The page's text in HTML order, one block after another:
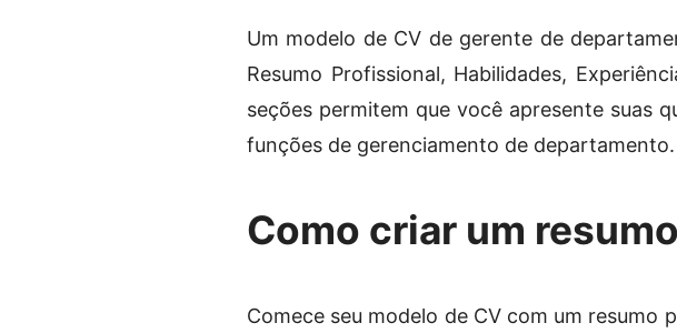
Um modelo de CV de gerente de
Resumo Profissional, Habilidades,
seções permitem que você apresente suas
funções de gerenciamento de departamento.
Como criar um
Comece seu modelo de CV com um resumo